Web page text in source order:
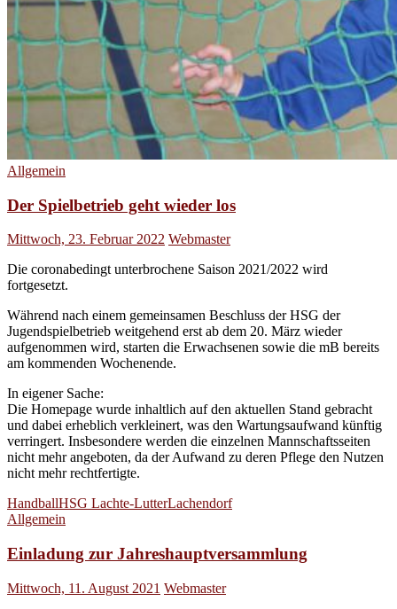
Allgemein
Der Spielbetrieb geht wieder los
Mittwoch, 23. Februar 2022 Webmaster
Die coronabedingt unterbrochene Saison 2021/2022 wird
fortgesetzt.
Während nach einem gemeinsamen Beschluss der HSG der
Jugendspielbetrieb weitgehend erst ab dem 20. März wieder
aufgenommen wird, starten die Erwachsenen sowie die mB bereits
am kommenden Wochenende.
In eigener Sache:
Die Homepage wurde inhaltlich auf den aktuellen Stand gebracht
und dabei erheblich verkleinert, was den Wartungsaufwand künftig
verringert. Insbesondere werden die einzelnen Mannschaftsseiten
nicht mehr angeboten, da der Aufwand zu deren Pflege den Nutzen
nicht mehr rechtfertigte.
HandballHSG Lachte-LutterLachendorf
Allgemein
Einladung zur Jahreshauptversammlung
Mittwoch, 11. August 2021 Webmaster